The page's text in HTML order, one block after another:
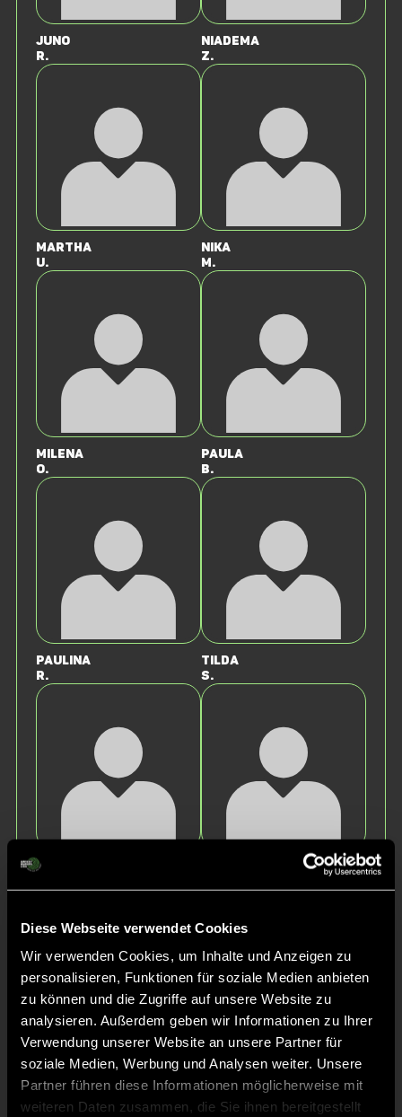
Diese Webseite verwendet Cookies
Wir verwenden Cookies, um Inhalte und Anzeigen zu
personalisieren, Funktionen für soziale Medien anbieten
zu können und die Zugriffe auf unsere Website zu
analysieren. Außerdem geben wir Informationen zu Ihrer
Verwendung unserer Website an unsere Partner für
soziale Medien, Werbung und Analysen weiter. Unsere
Partner führen diese Informationen möglicherweise mit
weiteren Daten zusammen, die Sie ihnen bereitgestellt
Juno
R.
Niadema
Z.
Martha
U.
Nika
M.
Milena
O.
Paula
B.
Paulina
R.
Tilda
S.
Nilda
Anouk
G.
Ella
B.